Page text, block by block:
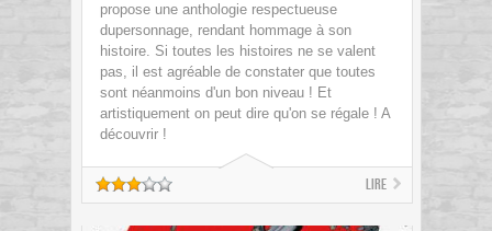
propose une anthologie respectueuse
dupersonnage, rendant hommage à son
histoire. Si toutes les histoires ne se valent
pas, il est agréable de constater que toutes
sont néanmoins d'un bon niveau ! Et
artistiquement on peut dire qu'on se régale ! A
découvrir !
Lire